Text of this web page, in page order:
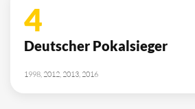
4
Deutscher Pokalsieger
1998, 2012, 2013, 2016